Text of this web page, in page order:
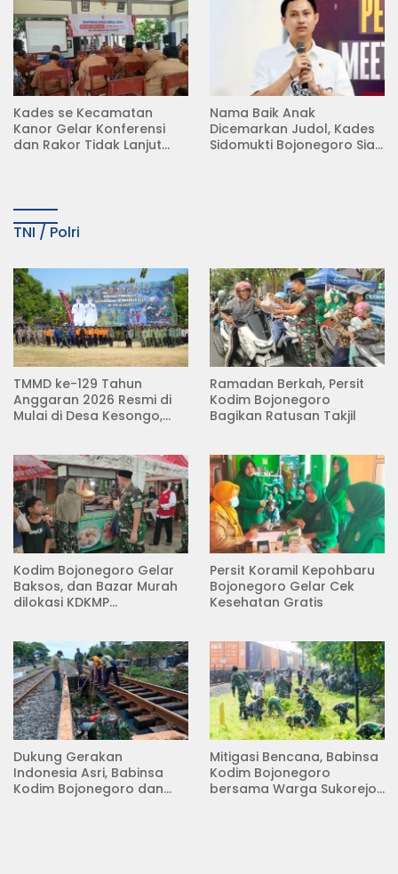
Kades se Kecamatan
Kanor Gelar Konferensi
dan Rakor Tidak Lanjut
Nama Baik Anak
Dicemarkan Judol, Kades
Sidomukti Bojonegoro Siap
TNI / Polri
TMMD ke-129 Tahun
Anggaran 2026 Resmi di
Mulai di Desa Kesongo,
Ramadan Berkah, Persit
Kodim Bojonegoro
Bagikan Ratusan Takjil
Kodim Bojonegoro Gelar
Baksos, dan Bazar Murah
dilokasi KDKMP
Persit Koramil Kepohbaru
Bojonegoro Gelar Cek
Kesehatan Gratis
Dukung Gerakan
Indonesia Asri, Babinsa
Kodim Bojonegoro dan
Mitigasi Bencana, Babinsa
Kodim Bojonegoro
bersama Warga Sukorejo